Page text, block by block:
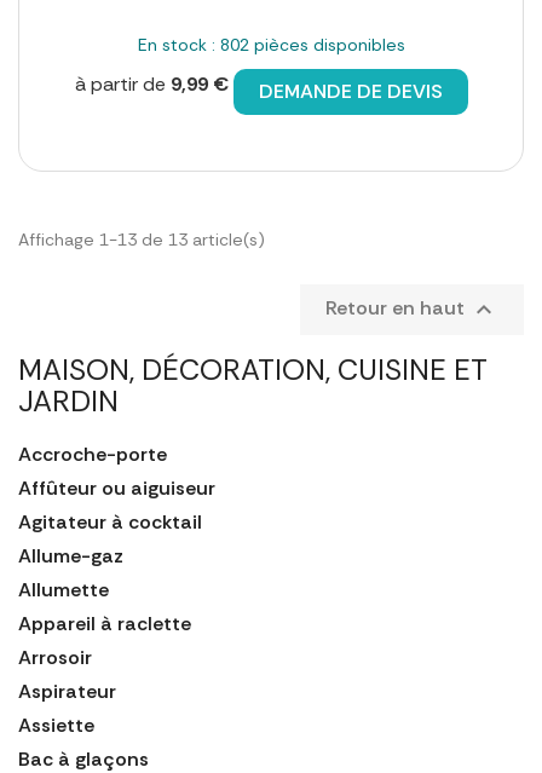
MAISON, DÉCORATION, CUISINE ET
JARDIN
Accroche-porte
Affûteur ou aiguiseur
Agitateur à cocktail
Allume-gaz
Allumette
Appareil à raclette
Arrosoir
Aspirateur
Assiette
Bac à glaçons
En stock : 802 pièces disponibles
à partir de 9,99 € DEMANDE DE DEVIS
Affichage 1-13 de 13 article(s)
Retour en haut 